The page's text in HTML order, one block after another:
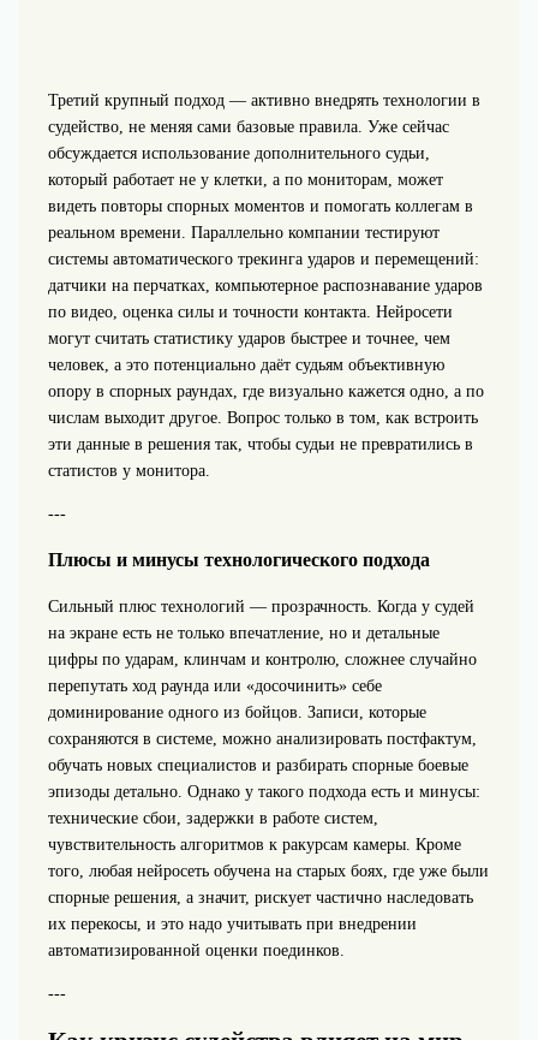
Третий крупный подход — активно внедрять технологии в
судейство, не меняя сами базовые правила. Уже сейчас
обсуждается использование дополнительного судьи,
который работает не у клетки, а по мониторам, может
видеть повторы спорных моментов и помогать коллегам в
реальном времени. Параллельно компании тестируют
системы автоматического трекинга ударов и перемещений:
датчики на перчатках, компьютерное распознавание ударов
по видео, оценка силы и точности контакта. Нейросети
могут считать статистику ударов быстрее и точнее, чем
человек, а это потенциально даёт судьям объективную
опору в спорных раундах, где визуально кажется одно, а по
числам выходит другое. Вопрос только в том, как встроить
эти данные в решения так, чтобы судьи не превратились в
статистов у монитора.
---
Плюсы и минусы технологического подхода
Сильный плюс технологий — прозрачность. Когда у судей
на экране есть не только впечатление, но и детальные
цифры по ударам, клинчам и контролю, сложнее случайно
перепутать ход раунда или «досочинить» себе
доминирование одного из бойцов. Записи, которые
сохраняются в системе, можно анализировать постфактум,
обучать новых специалистов и разбирать спорные боевые
эпизоды детально. Однако у такого подхода есть и минусы:
технические сбои, задержки в работе систем,
чувствительность алгоритмов к ракурсам камеры. Кроме
того, любая нейросеть обучена на старых боях, где уже были
спорные решения, а значит, рискует частично наследовать
их перекосы, и это надо учитывать при внедрении
автоматизированной оценки поединков.
---